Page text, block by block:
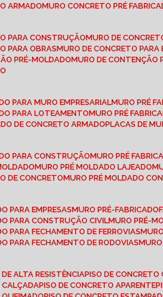
ARMADO
MURO CONCRETO PRÉ
PARA CONSTRUÇÃO
MURO DE
PARA OBRAS
MURO DE CONCRETO PARA
PRÉ-MOLDADO
MURO DE
PARA MURO EMPRESARIAL
MURO PRÉ
PARA LOTEAMENTO
MURO PRÉ
DE CONCRETO ARMADO PLACAS DE
PARA CONSTRUÇÃO
MURO PRÉ
MURO PRÉ MOLDADO LAJEADO
DE CONCRETO
MURO PRÉ MOLDADO
PARA EMPRESAS
MURO PRÉ-FABRICADO
PARA CONSTRUÇÃO CIVIL
MURO PRÉ-
PARA FECHAMENTO DE FERROVIAS
PARA FECHAMENTO DE RODOVIAS
DE ALTA RESISTÊNCIA PISO DE
CALÇADA PISO DE CONCRETO APARENTE